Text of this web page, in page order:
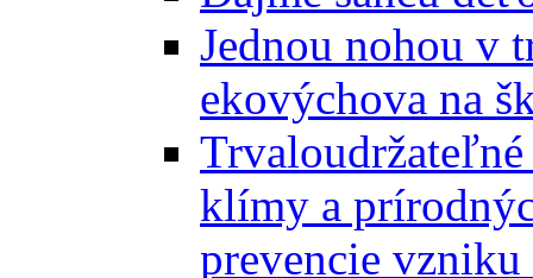
Jednou nohou v
ekovýchova na
klímy a
prevencie vzniku